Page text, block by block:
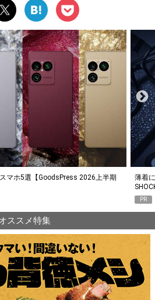
マホ5選【GoodsPress 2026上半期
薄着
PR
ススメ特集